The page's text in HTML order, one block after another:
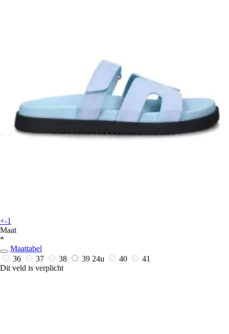
+-1
Maat
*
Maattabel
36
37 38 39 24u 40
41
Dit veld is verplicht